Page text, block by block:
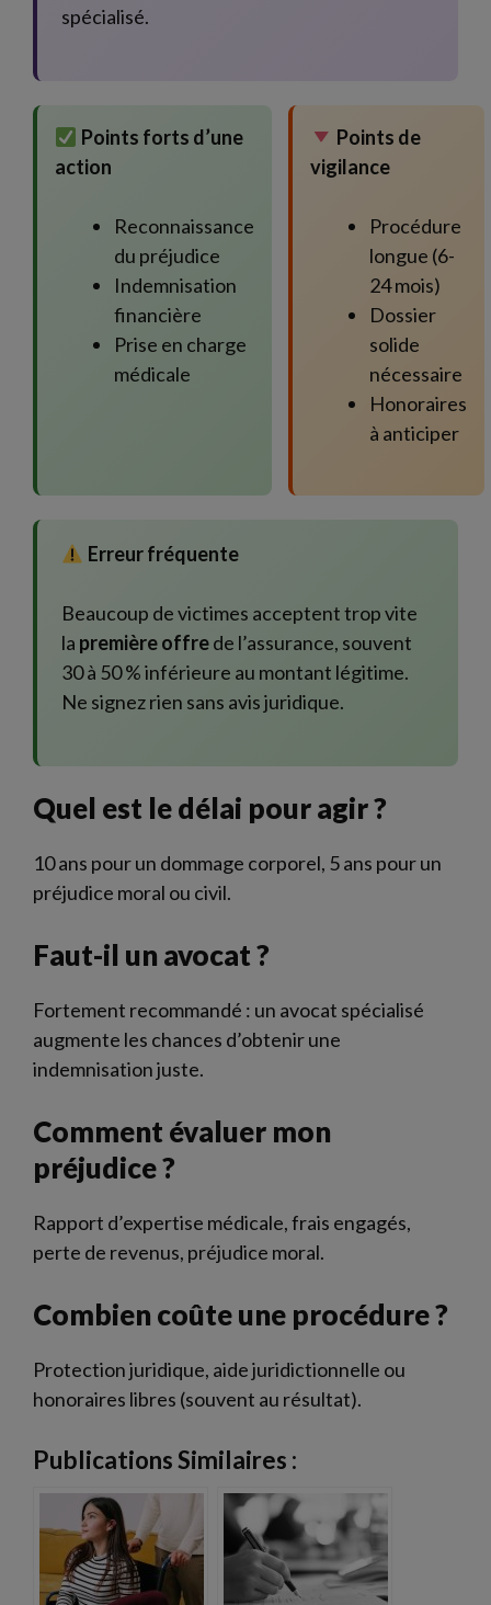
spécialisé.
Points forts d’une
action
Reconnaissance
du préjudice
Indemnisation
financière
Prise en charge
médicale
Points de
vigilance
Procédure
longue (6-
24 mois)
Dossier
solide
nécessaire
Honoraires
à anticiper
Erreur fréquente
Beaucoup de victimes acceptent trop vite
la première offrede l’assurance, souvent
30 à 50 % inférieure au montant légitime.
Ne signez rien sans avis juridique.
Quel est le délai pour agir ?
10 ans pour un dommage corporel, 5 ans pour un
préjudice moral ou civil.
Faut-il un avocat ?
Fortement recommandé : un avocat spécialisé
augmente les chances d’obtenir une
indemnisation juste.
Comment évaluer mon
préjudice ?
Rapport d’expertise médicale, frais engagés,
perte de revenus, préjudice moral.
Combien coûte une procédure ?
Protection juridique, aide juridictionnelle ou
honoraires libres (souvent au résultat).
Publications Similaires :